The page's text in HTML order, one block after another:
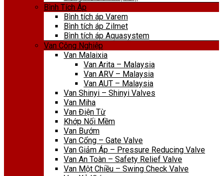
Bình Tích Áp
Bình tích áp Varem
Bình tích áp Zilmet
Bình tích áp Aquasystem
Van Công Nghiệp
Van Malaixia
Van Arita – Malaysia
Van ARV – Malaysia
Van AUT – Malaysia
Van Shinyi – Shinyi Valves
Van Miha
Van Điện Từ
Khớp Nối Mềm
Van Bướm
Van Cổng – Gate Valve
Van Giảm Áp – Pressure Reducing Valve
Van An Toàn – Safety Relief Valve
Van Một Chiều – Swing Check Valve